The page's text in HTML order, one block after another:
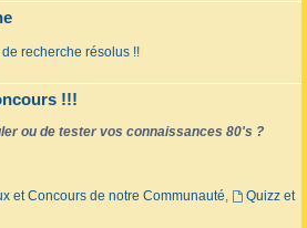
recherche résolus !!
!!!
ou de tester vos connaissances 80's ?
et Concours de notre Communauté,
Quizz et